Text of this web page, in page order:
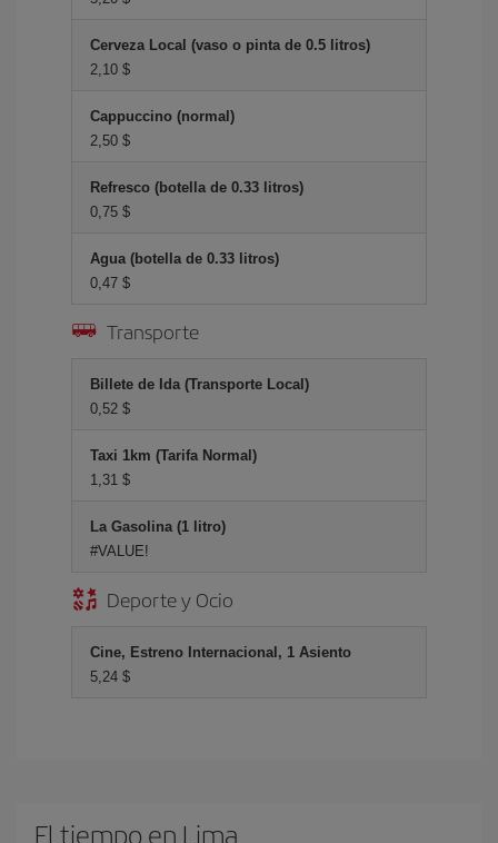
Cerveza Local (vaso o pinta de 0.5 litros)
2,10 $
Cappuccino (normal)
2,50 $
Refresco (botella de 0.33 litros)
0,75 $
Agua (botella de 0.33 litros)
0,47 $
Transporte
Billete de Ida (Transporte Local)
0,52 $
Taxi 1km (Tarifa Normal)
1,31 $
La Gasolina (1 litro)
#VALUE!
Deporte y Ocio
Cine, Estreno Internacional, 1 Asiento
5,24 $
El tiempo en Lima